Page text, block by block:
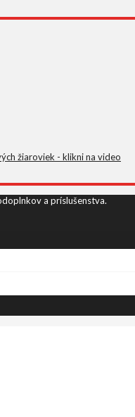
žiaroviek - klikni na video
a príslušenstva.